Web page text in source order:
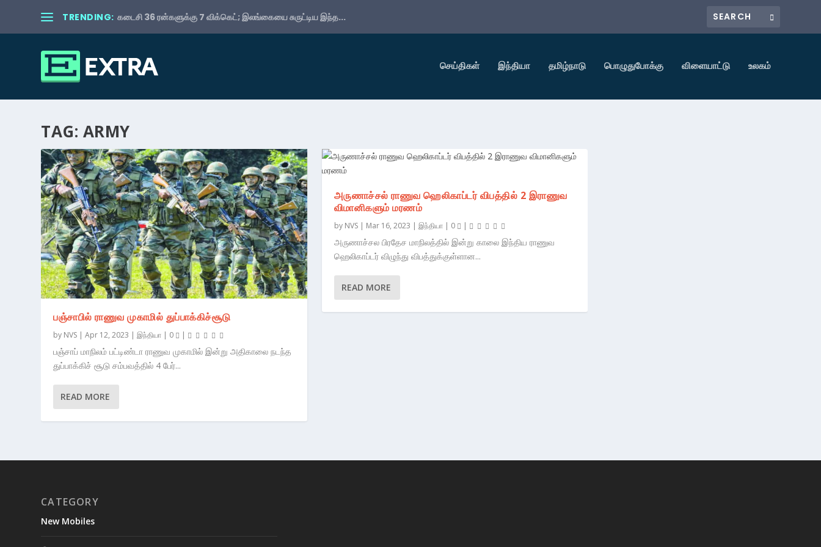
TRENDING: கடைசி 36 ரன்களுக்கு 7 விக்கெட்; இலங்கையை சுருட்டிய இந்த...
செய்திகள் இந்தியா தமிழ்நாடு பொழுதுபோக்கு விளையாட்டு உலகம்
TAG: ARMY
பஞ்சாபில் ராணுவ முகாமில் துப்பாக்கிச்சூடு
by NVS |Apr 12, 2023 |இந்தியா | 0 |
பஞ்சாப் மாநிலம் பட்டிண்டா ராணுவ முகாமில் இன்று அதிகாலை நடந்த
துப்பாக்கிச் சூடு சம்பவத்தில் 4 பேர்...
READ MORE
அருணாச்சல் ராணுவ ஹெலிகாப்டர் விபத்தில் 2 இராணுவ
விமானிகளும் மரணம்
by NVS| Mar 16, 2023 | இந்தியா| 0 |
அருணாச்சல பிரதேச மாநிலத்தில் இன்று காலை இந்திய ராணுவ
ஹெலிகாப்டர் விழுந்து விபத்துக்குள்ளான...
READ MORE
CATEGORY
New Mobiles